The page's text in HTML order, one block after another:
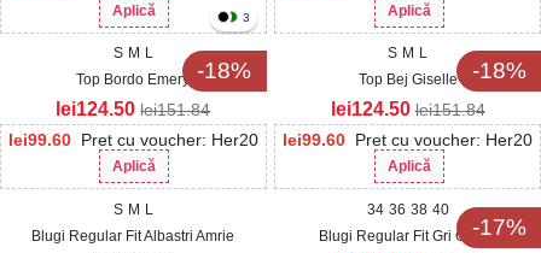
Aplică Aplică
-18%
3
S M L
Top Bordo Emery
lei99.60 Pret cu voucher: Her20
Aplică
lei124.50 lei151.84
-18%
S M L
Top Bej Giselle
lei99.60 Pret cu voucher: Her20
Aplică
lei124.50 lei151.84
S M L
Blugi Regular Fit Albastri Amrie
-17%
34 36 38 40
Blugi Regular Fit Gri Grelys